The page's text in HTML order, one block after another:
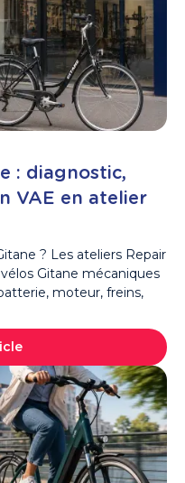
: diagnostic,
VAE en atelier
? Les ateliers Repair
Gitane mécaniques
moteur, freins,